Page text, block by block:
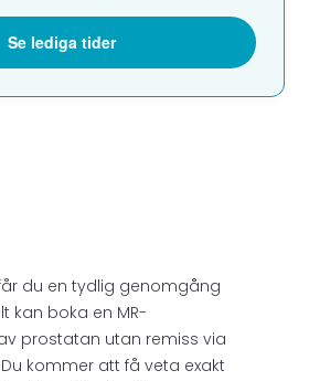
du en tydlig genomgång
kan boka en MR-
prostatan utan remiss via
kommer att få veta exakt
Se lediga tider